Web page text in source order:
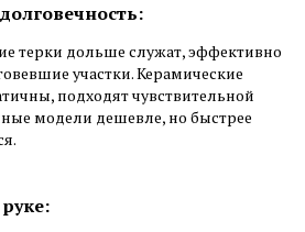
терки дольше служат, эффективно
участки. Керамические
подходят чувствительной
модели дешевле, но быстрее